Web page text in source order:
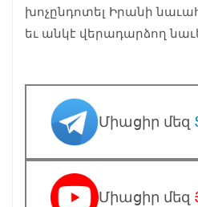
խոչընդոտել Իրանի
եւ անկէ վերադարձող
Միացիր մեզ
Միացիր մեզ